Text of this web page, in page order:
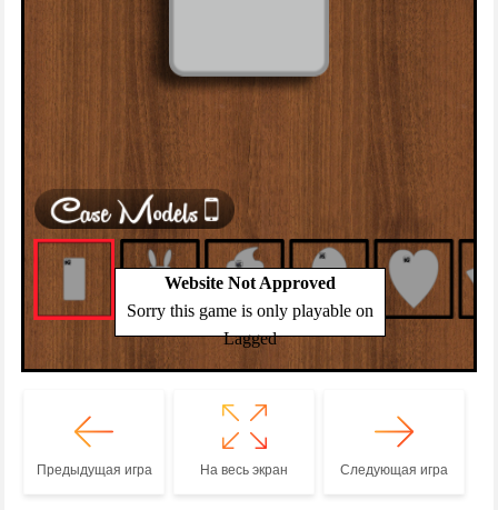
Предыдущая игра На весь экран Следующая игра